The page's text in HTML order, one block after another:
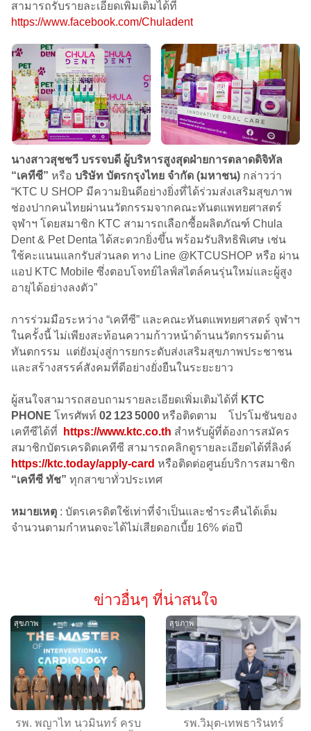
สามารถรับรายละเอียดเพิ่มเติมได้ที่
https://www.facebook.com/Chuladent
นางสาวสุชชวี บรรจบดี ผู้บริหารสูงสุดฝ่ายการตลาดดิจิทัล
“เคทีซี” หรือ บริษัท บัตรกรุงไทย จำกัด (มหาชน) กล่าวว่า
“KTC U SHOP มีความยินดีอย่างยิ่งที่ได้ร่วมส่งเสริมสุขภาพ
ช่องปากคนไทยผ่านนวัตกรรมจากคณะทันตแพทยศาสตร์
จุฬาฯ โดยสมาชิก KTC สามารถเลือกซื้อผลิตภัณฑ์ Chula
Dent & Pet Denta ได้สะดวกยิ่งขึ้น พร้อมรับสิทธิพิเศษ เช่น
ใช้คะแนนแลกรับส่วนลด ทาง Line @KTCUSHOP หรือ ผ่าน
แอป KTC Mobile ซึ่งตอบโจทย์ไลฟ์สไตล์คนรุ่นใหม่และผู้สูง
อายุได้อย่างลงตัว”
การร่วมมือระหว่าง “เคทีซี” และคณะทันตแพทยศาสตร์ จุฬาฯ
ในครั้งนี้ ไม่เพียงสะท้อนความก้าวหน้าด้านนวัตกรรมด้าน
ทันตกรรม แต่ยังมุ่งสู่การยกระดับส่งเสริมสุขภาพประชาชน
และสร้างสรรค์สังคมที่ดีอย่างยั่งยืนในระยะยาว
ผู้สนใจสามารถสอบถามรายละเอียดเพิ่มเติมได้ที่ KTC
PHONE โทรศัพท์ 02 123 5000 หรือติดตาม โปรโมชันของ
เคทีซีได้ที่
https://www.ktc.co.th สำหรับผู้ที่ต้องการสมัคร
สมาชิกบัตรเครดิตเคทีซี สามารถคลิกดูรายละเอียดได้ที่ลิงค์
https://ktc.today/apply-card หรือติดต่อศูนย์บริการสมาชิก
“เคทีซี ทัช” ทุกสาขาทั่วประเทศ
หมายเหตุ : บัตรเครดิตใช้เท่าที่จำเป็นและชำระคืนได้เต็ม
จำนวนตามกำหนดจะได้ไม่เสียดอกเบี้ย 16% ต่อปี
ข่าวอื่นๆ ที่น่าสนใจ
สุขภาพ
รพ. พญาไท นวมินทร์ ครบ
สุขภาพ
รพ.วิมุต-เทพธารินทร์